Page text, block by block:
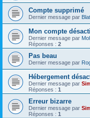
Compte supprimé
Dernier message par
Mon compte
Dernier message par
Réponses : 2
Pas beau
Dernier message par
Hébergement
Dernier message par
Réponses : 1
Erreur bizarre
Dernier message par
Réponses : 1